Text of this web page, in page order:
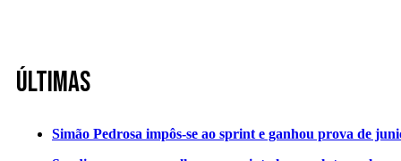
Últimas
Simão Pedrosa impôs-se ao sprint e ganhou prova de